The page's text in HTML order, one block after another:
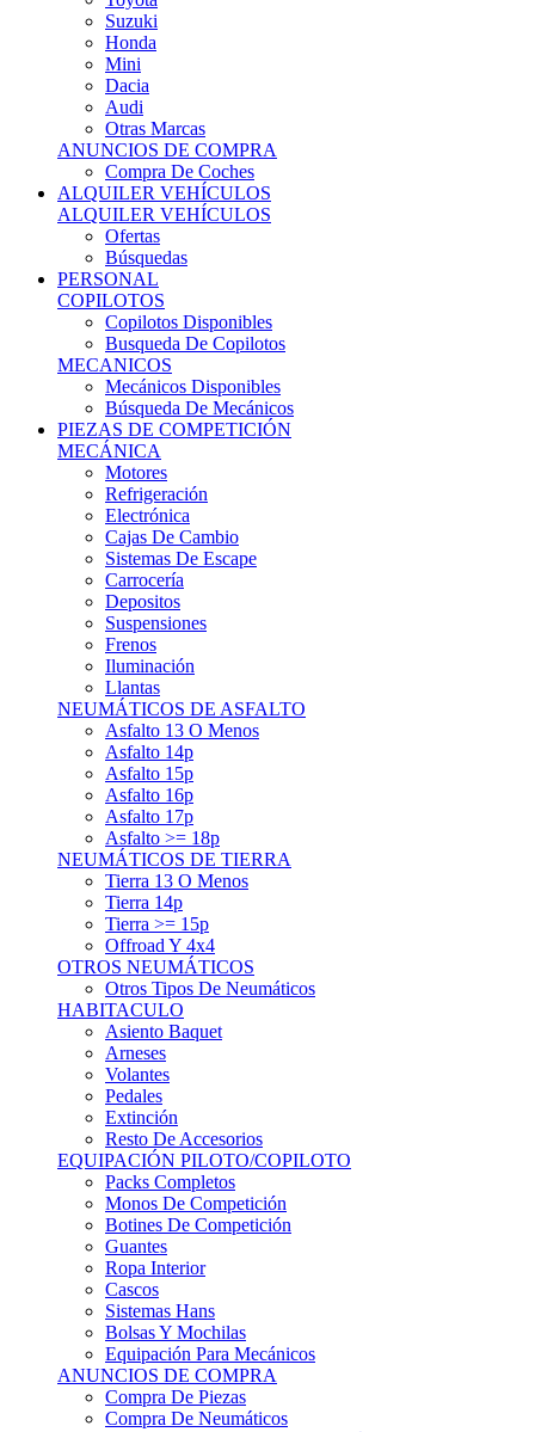
Suzuki
Honda
Mini
Dacia
Audi
Otras Marcas
ANUNCIOS DE COMPRA
Compra De Coches
ALQUILER VEHÍCULOS
ALQUILER VEHÍCULOS
Ofertas
Búsquedas
PERSONAL
COPILOTOS
Copilotos Disponibles
Busqueda De Copilotos
MECANICOS
Mecánicos Disponibles
Búsqueda De Mecánicos
PIEZAS DE COMPETICIÓN
MECÁNICA
Motores
Refrigeración
Electrónica
Cajas De Cambio
Sistemas De Escape
Carrocería
Depositos
Suspensiones
Frenos
Iluminación
Llantas
NEUMÁTICOS DE ASFALTO
Asfalto 13 O Menos
Asfalto 14p
Asfalto 15p
Asfalto 16p
Asfalto 17p
Asfalto >= 18p
NEUMÁTICOS DE TIERRA
Tierra 13 O Menos
Tierra 14p
Tierra >= 15p
Offroad Y 4x4
OTROS NEUMÁTICOS
Otros Tipos De Neumáticos
HABITACULO
Asiento Baquet
Arneses
Volantes
Pedales
Extinción
Resto De Accesorios
EQUIPACIÓN PILOTO/COPILOTO
Packs Completos
Monos De Competición
Botines De Competición
Guantes
Ropa Interior
Cascos
Sistemas Hans
Bolsas Y Mochilas
Equipación Para Mecánicos
ANUNCIOS DE COMPRA
Compra De Piezas
Compra De Neumáticos